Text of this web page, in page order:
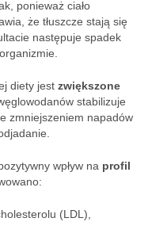
ponieważ ciało
że tłuszcze stają się
następuje spadek
diety jest zwiększone
stabilizuje
zmniejszeniem napadów
wpływ na profil
(LDL),